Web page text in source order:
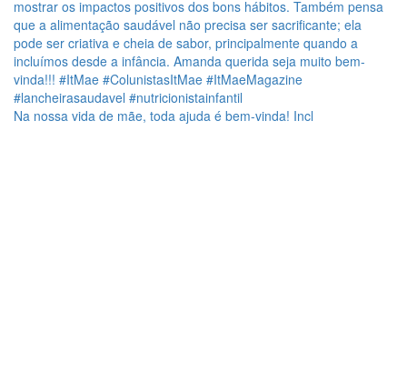
Na nossa vida de mãe, toda ajuda é bem-vinda! Incl